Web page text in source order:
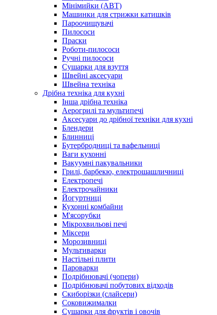
Мінімийки (АВТ)
Машинки для стрижки катишків
Пароочищувачі
Пилососи
Праски
Роботи-пилососи
Ручні пилососи
Сушарки для взуття
Швейні аксесуари
Швейна техніка
Дрібна техніка для кухні
Інша дрібна техніка
Аерогрилі та мультипечі
Аксесуари до дрібної техніки для кухні
Блендери
Блинниці
Бутербродниці та вафельниці
Ваги кухонні
Вакуумні пакувальники
Грилі, барбекю, електрошашличниці
Електропечі
Електрочайники
Йогуртниці
Кухонні комбайни
М'ясорубки
Мікрохвильові печі
Міксери
Морозивниці
Мультиварки
Настільні плити
Пароварки
Подрібнювачі (чопери)
Подрібнювачі побутових відходів
Скиборізки (слайсери)
Соковижималки
Сушарки для фруктів і овочів